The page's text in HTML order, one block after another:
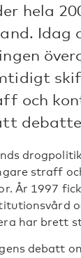
hela
Idag
och
straff
År 1997
har brett
debatt